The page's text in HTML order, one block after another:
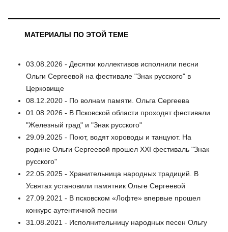
МАТЕРИАЛЫ ПО ЭТОЙ ТЕМЕ
03.08.2026 - Десятки коллективов исполнили песни
Ольги Сергеевой на фестивале "Знак русского" в
Церковище
08.12.2020 - По волнам памяти. Ольга Сергеева
01.08.2026 - В Псковской области проходят фестивали
"Железный град" и "Знак русского"
29.09.2025 - Поют, водят хороводы и танцуют. На
родине Ольги Сергеевой прошел XXI фестиваль "Знак
русского"
22.05.2025 - Хранительница народных традиций. В
Усвятах установили памятник Ольге Сергеевой
27.09.2021 - В псковском «Лофте» впервые прошел
конкурс аутентичной песни
31.08.2021 - Исполнительницу народных песен Ольгу